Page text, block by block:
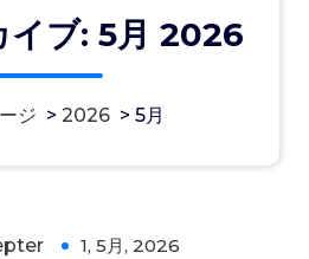
イブ: 5月 2026
ジ > 2026 > 5月
社会貢献活動のペ
1, 5月, 2026